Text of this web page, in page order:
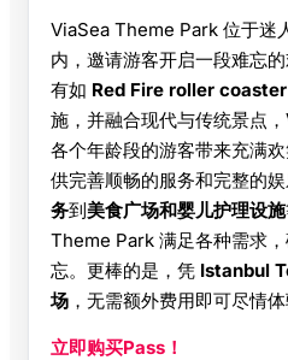
ViaSea Theme Park 位于迷
内，邀请游客开启一段难忘
有如 Red Fire roller coaster
施，并融合现代与传统景点，
各个年龄段的游客带来充满
供完善顺畅的服务和完整的
务到美食广场和婴儿护理设施
Theme Park 满足各种需求
忘。更棒的是，凭 Istanbul
场 ，无需额外费用即可尽情
立即购买Pass！